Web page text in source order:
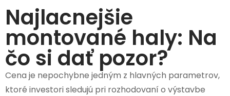
Najlacnejšie
montované haly: Na
čo si dať pozor?
Cena je nepochybne jedným z hlavných parametrov,
ktoré investori sledujú pri rozhodovaní o výstavbe